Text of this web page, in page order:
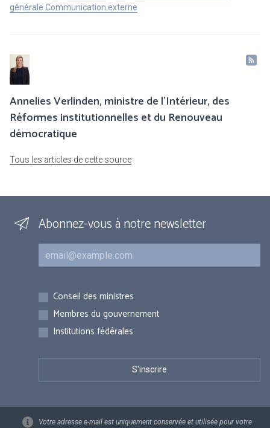
générale Communication externe
Annelies Verlinden, ministre de l’Intérieur, des
Réformes institutionnelles et du Renouveau
démocratique
Tous les articles de cette source
Abonnez-vous à notre newsletter
Courriel
Inscriptions
Conseil des ministres
Membres du gouvernement
Institutions fédérales
Votre adresse e-mail est uniquement conservée et utilisée pour votre